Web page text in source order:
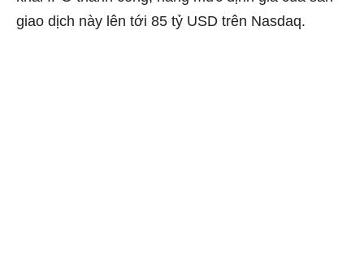
giao dịch này lên tới 85 tỷ USD trên Nasdaq.